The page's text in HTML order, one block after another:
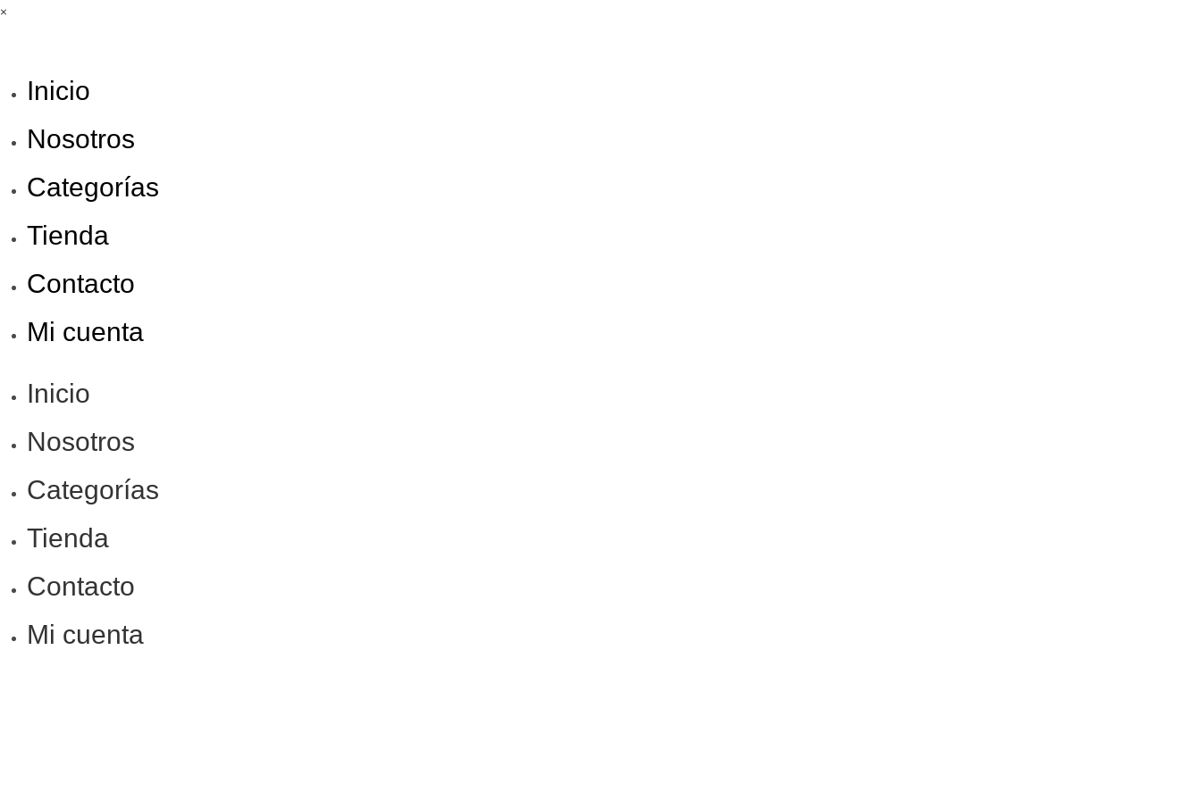
×
Inicio
Nosotros
Categorías
Tienda
Contacto
Mi cuenta
Inicio
Nosotros
Categorías
Tienda
Contacto
Mi cuenta